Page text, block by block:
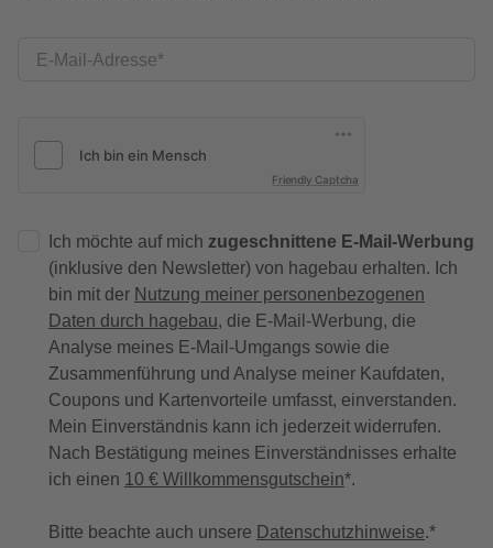
E-Mail-Adresse
Friendly Captcha
Ich möchte auf mich zugeschnittene E-Mail-Werbung
(inklusive den Newsletter) von hagebau erhalten. Ich
bin mit der Nutzung meiner personenbezogenen
Daten durch hagebau, die E-Mail-Werbung, die
Analyse meines E-Mail-Umgangs sowie die
Zusammenführung und Analyse meiner Kaufdaten,
Coupons und Kartenvorteile umfasst, einverstanden.
Mein Einverständnis kann ich jederzeit widerrufen.
Nach Bestätigung meines Einverständnisses erhalte
ich einen 10 € Willkommensgutschein*.
Bitte beachte auch unsere Datenschutzhinweise.